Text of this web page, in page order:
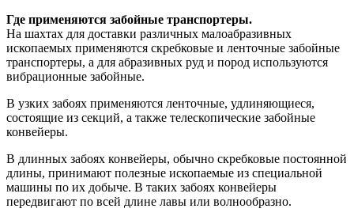
Где применяются забойные транспортеры.
На шахтах для доставки различных малоабразивных
ископаемых применяются скребковые и ленточные забойные
транспортеры, а для абразивных руд и пород используются
вибрационные забойные.
В узких забоях применяются ленточные, удлиняющиеся,
состоящие из секций, а также телескопические забойные
конвейеры.
В длинных забоях конвейеры, обычно скребковые постоянной
длины, принимают полезные ископаемые из специальной
машины по их добыче. В таких забоях конвейеры
передвигают по всей длине лавы или волнообразно.